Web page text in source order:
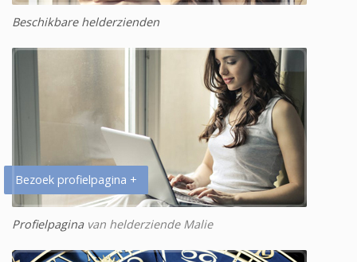
Beschikbare helderzienden
Bezoek profielpagina +
Profielpagina van helderziende Malie